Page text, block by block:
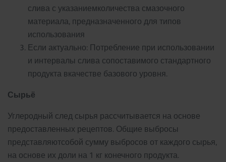
слива с указаниемколичества смазочного
материала, предназначенного для типов
использования
Если актуально: Потребление при использовании
и интервалы слива сопоставимого стандартного
продукта вкачестве базового уровня.
Сырьё ​
Углеродный след сырья рассчитывается на основе
предоставленных рецептов. Общие выбросы
представляютсобой сумму выбросов от каждого сырья,
на основе их доли на 1 кг конечного продукта.